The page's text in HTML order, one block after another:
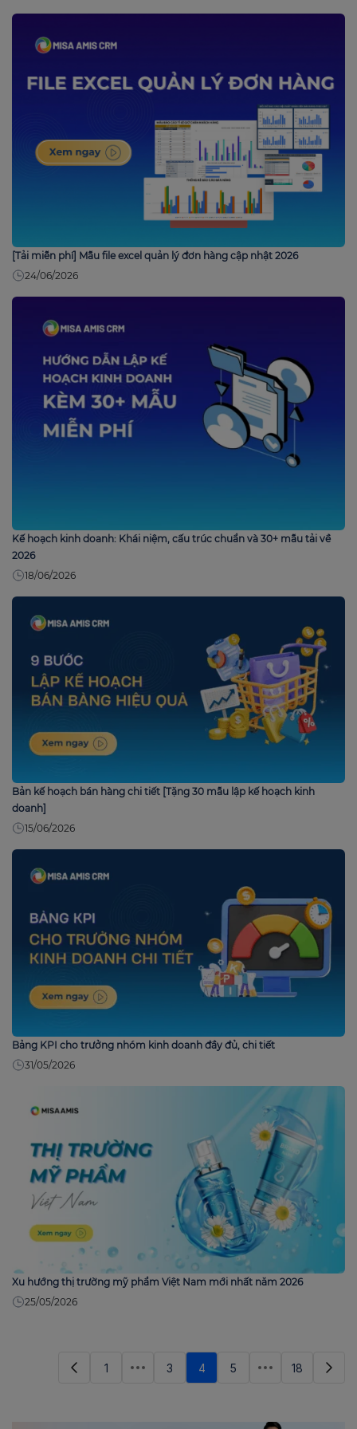
[Tải miễn phí] Mẫu file excel quản lý đơn hàng cập nhật 2026
24/06/2026
Kế hoạch kinh doanh: Khái niệm, cấu trúc chuẩn và 30+ mẫu tải về
2026
18/06/2026
Bản kế hoạch bán hàng chi tiết [Tặng 30 mẫu lập kế hoạch kinh
doanh]
15/06/2026
Bảng KPI cho trưởng nhóm kinh doanh đầy đủ, chi tiết
31/05/2026
Xu hướng thị trường mỹ phẩm Việt Nam mới nhất năm 2026
25/05/2026
1 3 4 5 18